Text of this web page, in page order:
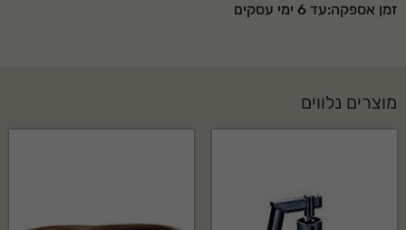
זמן אספקה:עד 6 ימי עסקים
מוצרים נלווים